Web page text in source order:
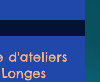
d'ateliers